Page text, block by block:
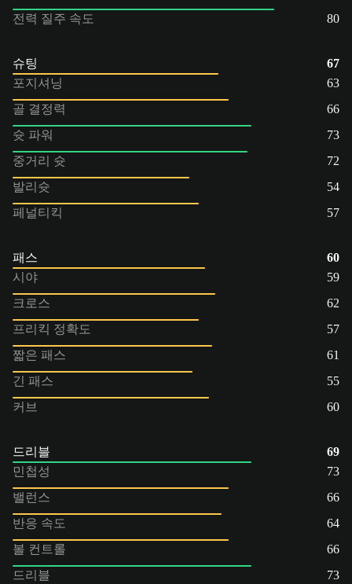
전력 질주 속도
80
슈팅
67
포지셔닝
63
골 결정력
66
슛 파워
73
중거리 슛
72
발리슛
54
페널티킥
57
패스
60
시야
59
크로스
62
프리킥 정확도
57
짧은 패스
61
긴 패스
55
커브
60
드리블
69
민첩성
73
밸런스
66
반응 속도
64
볼 컨트롤
66
드리블
73